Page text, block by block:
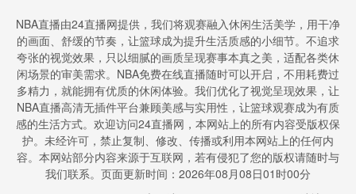
NBA直播由24直播网提供，我们将观赛融入休闲生活美学，用干净
的画面、舒缓的节奏，让篮球成为提升生活质感的小细节。不追求
夸张的视觉效果，只以细腻的画质呈现赛事本真之美，适配各类休
闲场景的审美需求。NBA免费在线直播随时可以开启，不用耗费过
多精力，就能拥有优质的休闲体验。我们优化了视觉呈现效果，让
NBA直播高清无插件平台兼顾美感与实用性，让篮球观赛成为有质
感的生活方式。欢迎访问24直播网，本网站上的所有内容受版权保
护。未经许可，禁止复制、修改、传播或利用本网站上的任何内
容。本网站部分内容来源于互联网，若有侵犯了您的版权请随时与
我们联系。页面更新时间：2026年08月08日01时00分